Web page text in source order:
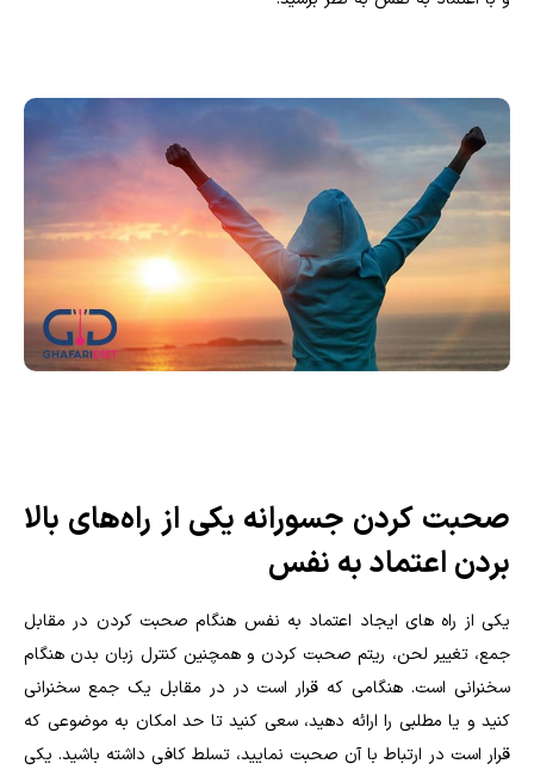
صحبت کردن جسورانه یکی از راه‌های بالا
بردن اعتماد به نفس
یکی از راه های ایجاد اعتماد به نفس هنگام صحبت کردن در مقابل
جمع، تغییر لحن، ریتم صحبت کردن و همچنین کنترل زبان بدن هنگام
سخنرانی است. هنگامی که قرار است در در مقابل یک جمع سخنرانی
کنید و یا مطلبی را ارائه دهید، سعی کنید تا حد امکان به موضوعی که
قرار است در ارتباط با آن صحبت نمایید، تسلط کافی داشته باشید. یکی